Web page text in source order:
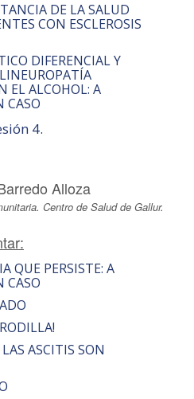
DE LA SALUD
CON ESCLEROSIS
DIFERENCIAL Y
EL ALCOHOL: A
CASO
4.
Alloza
Centro de Salud de Gallur.
QUE PERSISTE: A
CASO
ASCITIS SON